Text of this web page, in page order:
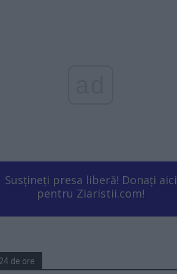
Susțineți presa liberă! Donați aici
pentru Ziaristii.com!
de ore